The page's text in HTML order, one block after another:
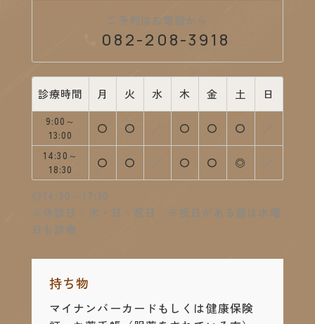
ご予約はお電話から
082-208-3918
診療時間 月 火 水 木 金 土 日
9:00～
13:00
〇 診療中
〇 診療中
／ 休診〇 診療中
〇 診療中
〇 診療中
／
14:30～
18:30
〇 診療中
〇 診療中
／ 休診〇 診療中
〇 診療中
◎ 14:30～
／
◎14:30～17:30
※休診日：水・日・祝日 ※祝日がある週は水曜
日も診療
持ち物
マイナンバーカードもしくは健康保険